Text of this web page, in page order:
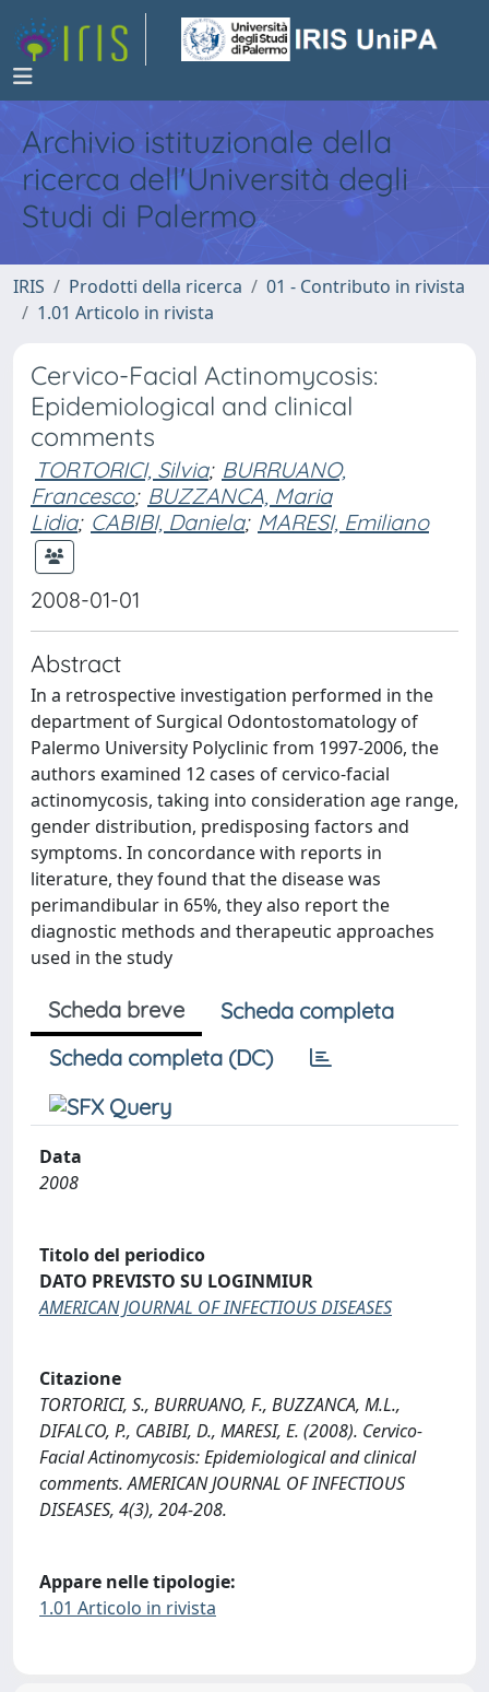
Archivio istituzionale della
ricerca dell'Università degli
Studi di Palermo
IRIS Prodotti della ricerca
01 - Contributo in rivista
1.01 Articolo in rivista
Cervico-Facial Actinomycosis:
Epidemiological and clinical
comments
TORTORICI, Silvia; BURRUANO,
Francesco; BUZZANCA, Maria
Lidia; CABIBI, Daniela; MARESI, Emiliano
2008-01-01
Abstract
In a retrospective investigation performed in the
department of Surgical Odontostomatology of
Palermo University Polyclinic from 1997-2006, the
authors examined 12 cases of cervico-facial
actinomycosis, taking into consideration age range,
gender distribution, predisposing factors and
symptoms. In concordance with reports in
literature, they found that the disease was
perimandibular in 65%, they also report the
diagnostic methods and therapeutic approaches
used in the study
Scheda breve
Scheda completa
Scheda completa (DC)
Data
2008
Titolo del periodico
DATO PREVISTO SU LOGINMIUR
AMERICAN JOURNAL OF INFECTIOUS DISEASES
Citazione
TORTORICI, S., BURRUANO, F., BUZZANCA, M.L.,
DIFALCO, P., CABIBI, D., MARESI, E. (2008). Cervico-
Facial Actinomycosis: Epidemiological and clinical
comments. AMERICAN JOURNAL OF INFECTIOUS
DISEASES, 4(3), 204-208.
Appare nelle tipologie:
1.01 Articolo in rivista